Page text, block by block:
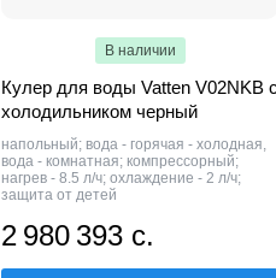
В наличии
Кулер для воды Vatten V02NKB
холодильником черный
напольный; вода - горячая - холодная,
вода - комнатная; компрессорный;
нагрев - 8.5 л/ч; охлаждение - 2 л/ч;
защита от детей
2 980 393 с.